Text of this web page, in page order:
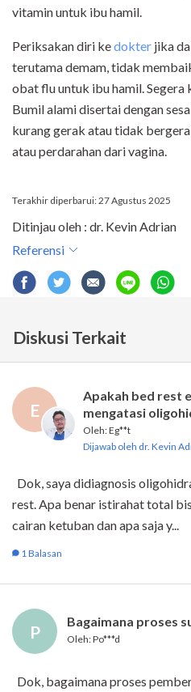
vitamin untuk ibu hamil.
Periksakan diri kedokter jika
terutama demam, tidak
obat flu untuk ibu hamil. Segera
Bumil alami disertai dengan
kurang gerak atau tidak
atau perdarahan dari vagina.
Terakhir diperbarui: 27 Agustus 2025